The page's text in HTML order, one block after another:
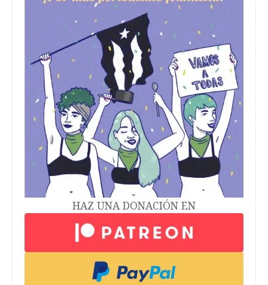
HAZ UNA DONACIÓN EN